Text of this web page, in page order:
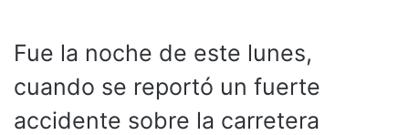
Fue la noche de este lunes,
cuando se reportó un fuerte
accidente sobre la carretera